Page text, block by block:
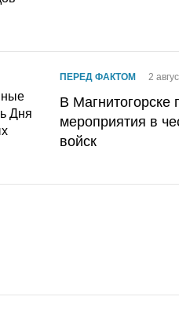
ПЕРЕД ФАКТОМ 2
В
мероприятия в
войск